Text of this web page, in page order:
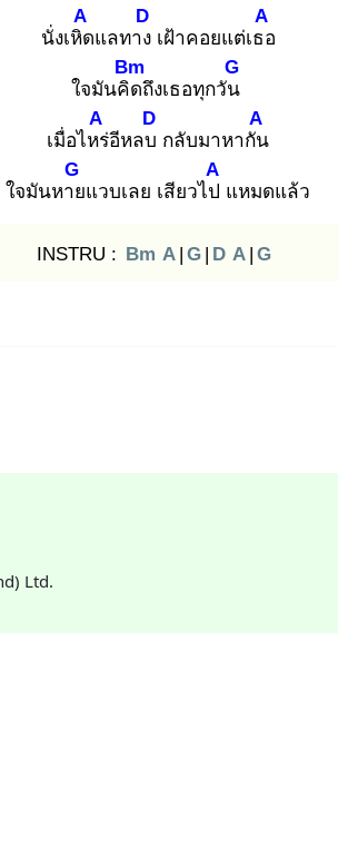
นั่งเหิด
A
แลทาง
D
เฝ้าคอยแต่เธอ
A
ใจมันคิด
Bm
ถึงเธอทุกวัน
G
เมื่อไหร่
A
อีหลบ
D
กลับมาหากัน
A
ใจมันหาย
G
แวบเลย เสียวไป
A
แหมดแล้ว
INSTRU : Bm A | G | D A | G
Ltd.